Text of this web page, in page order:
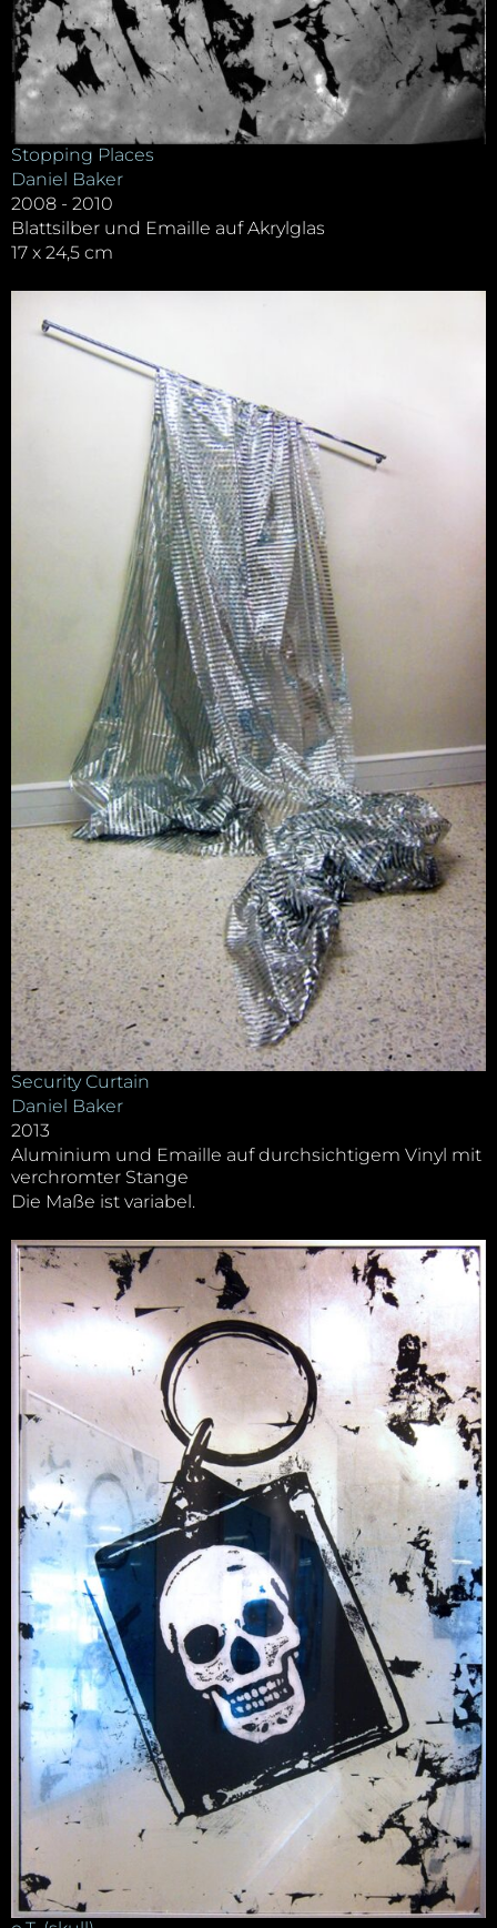
Stopping Places
Daniel Baker
2008 - 2010
Blattsilber und Emaille auf Akrylglas
17 x 24,5 cm
Security Curtain
Daniel Baker
2013
Aluminium und Emaille auf durchsichtigem Vinyl mit
verchromter Stange
Die Maße ist variabel.